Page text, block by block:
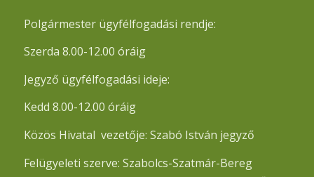
Polgármester ügyfélfogadási rendje:
Szerda 8.00-12.00 óráig
Jegyző ügyfélfogadási ideje:
Kedd 8.00-12.00 óráig
Közös Hivatal vezetője: Szabó István jegyző
Felügyeleti szerve: Szabolcs-Szatmár-Bereg